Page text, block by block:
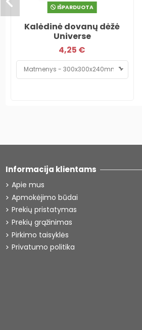
IŠPARDUOTA
Kalėdinė dovanų dėžė
Universe
4,25 €
Informacija klientams
Apie mus
Apmokėjimo būdai
Prekių pristatymas
Prekių grąžinimas
Pirkimo taisyklės
Privatumo politika